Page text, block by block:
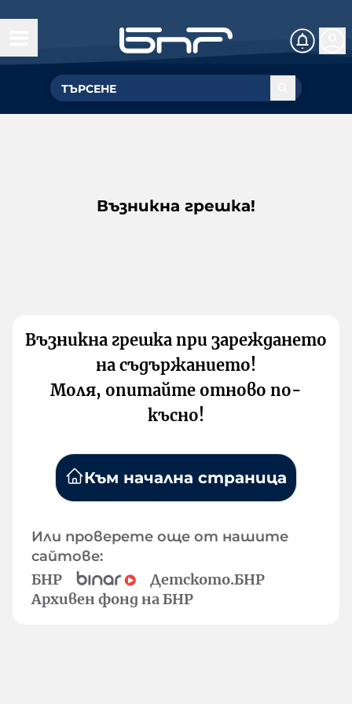
Възникна грешка!
Възникна грешка при зареждането
на съдържанието!
Моля, опитайте отново по-
късно!
Към начална страница
Или проверете още от нашите
сайтове:
БНР
Детското.БНР
Архивен фонд на БНР